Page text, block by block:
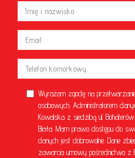
Wyrażam zgodę na
osobowych. Administratorem
Kowalska z siedzibą ul.
Biała. Mam prawo dostępu do
danych jest dobrowolne. Dane
zawarcia umowy pośrednictwa z